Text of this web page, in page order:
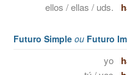
ellos / ellas / uds.
Futuro Simple ou Futuro
yo